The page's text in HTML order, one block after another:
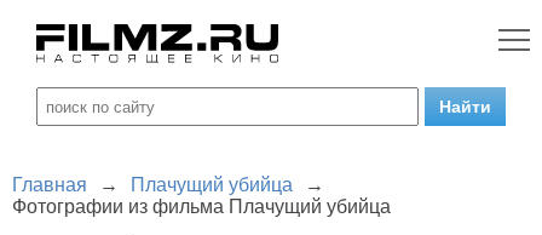
Главная → Плачущий убийца
→
Фотографии из фильма Плачущий убийца